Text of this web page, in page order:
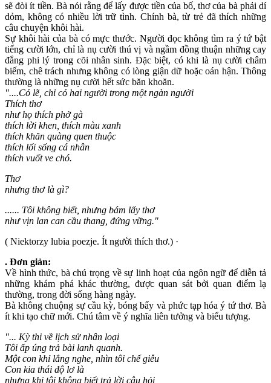
sẽ đòi ít tiền. Bà nói rằng để lấy được tiền của bố, thơ của bà phải dí
dỏm, không có nhiều lời trữ tình. Chính bà, từ trẻ đã thích những
câu chuyện khôi hài.
Sự khôi hài của bà có mực thước. Người đọc không tìm ra ý tứ bật
tiếng cười lớn, chỉ là nụ cười thú vị và ngầm đồng thuận những cay
đắng phi lý trong cõi nhân sinh. Đặc biệt, có khi là nụ cười châm
biếm, chê trách nhưng không có lòng giận dữ hoặc oán hận. Thông
thường là những nụ cười hết sức băn khoăn.
"....Có lẽ, chỉ có hai người trong một ngàn người
Thích thơ
như họ thích phở gà
thích lời khen, thích màu xanh
thích khăn quàng quen thuộc
thích lối sống cá nhân
thích vuốt ve chó.
Thơ
nhưng thơ là gì?
...... Tôi không biết, nhưng bám lấy thơ
như vịn lan can cầu thang, đứng vững."
( Niektorzy lubia poezje. Ít người thích thơ.) ·
. Đơn giản:
Về hình thức, bà chú trọng về sự linh hoạt của ngôn ngữ để diễn tả
những khám phá khác thường, được quan sát bởi quan điểm lạ
thường, trong đời sống hàng ngày.
Bà không chuộng sự cầu kỳ, bóng bẩy và phức tạp hóa ý tứ thơ. Bà
ít khi tạo chữ mới. Chú tâm về ý nghĩa liên tưởng và biểu tượng.
"... Kỳ thi về lịch sử nhân loại
Tôi ấp úng trả bài lanh quanh.
Một con khỉ lắng nghe, nhìn tôi chế giễu
Con kia thái độ lơ là
nhưng khi tôi không biết trả lời câu hỏi